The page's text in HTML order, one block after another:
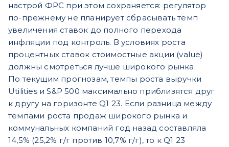
настрой ФРС при этом сохраняется: регулятор
по-прежнему не планирует сбрасывать темп
увеличения ставок до полного перехода
инфляции под контроль. В условиях роста
процентных ставок стоимостные акции (value)
должны смотреться лучше широкого рынка.
По текущим прогнозам, темпы роста выручки
Utilities и S&P 500 максимально приблизятся друг
к другу на горизонте Q1 23. Если разница между
темпами роста продаж широкого рынка и
коммунальных компаний год назад составляла
14,5% (25,2% г/г против 10,7% г/г), то к Q1 23